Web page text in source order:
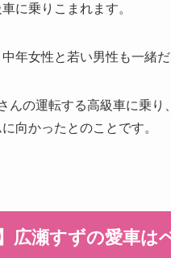
に乗りこまれます。
年女性と若い男性も一緒だ
んの運転する高級車に乗
向かったとのことです。
】広瀬すずの愛車は